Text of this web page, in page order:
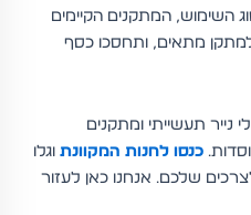
המתקנים הקיימים
למתקן מתאים, ותחסכו כסף
נייר תעשייתי ומתקנים
כנסו לחנות המקוונתוגלו
שלכם. אנחנו כאן לעזור